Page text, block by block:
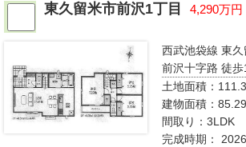
東久留米市前沢1丁目 4,290万円
西武池袋線 東
前沢十字路 徒
土地面積：
建物面積：
間取り：3LDK
完成時期：